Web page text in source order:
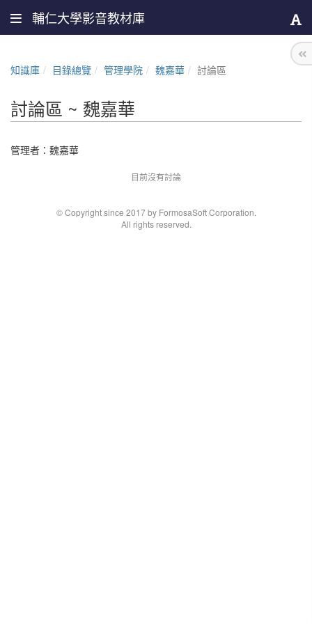
輔仁大學影音教材庫
知識庫 目錄總覽 管理學院 魏嘉華 討論區
討論區 ~ 魏嘉華
管理者： 魏嘉華
目前沒有討論
© Copyright since 2017 by FormosaSoft Corporation.
All rights reserved.